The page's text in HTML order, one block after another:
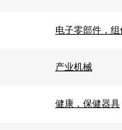
电子零部件，组
产业机械
健康，保健器具